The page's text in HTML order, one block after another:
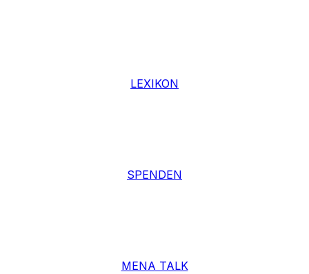
LEXIKON
SPENDEN
MENA TALK